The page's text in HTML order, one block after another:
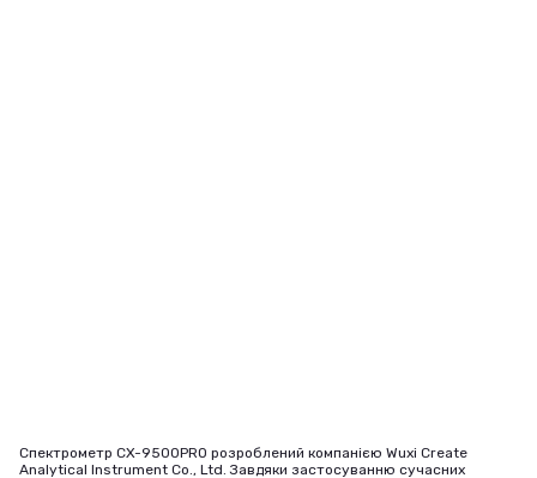
Спектрометр CX-9500PRO розроблений компанією Wuxi Create
Analytical Instrument Co., Ltd. Завдяки застосуванню сучасних